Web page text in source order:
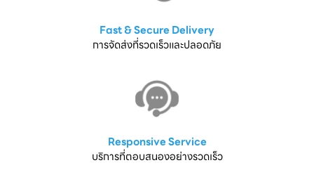
Fast & Secure Delivery
การจัดส่งที่รวดเร็วและปลอดภัย
Responsive Service
บริการที่ตอบสนองอย่างรวดเร็ว